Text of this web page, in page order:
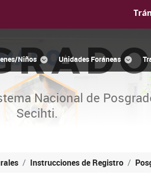
Niños Unidades Foráneas
Nacional de
Secihti.
Instrucciones de Registro